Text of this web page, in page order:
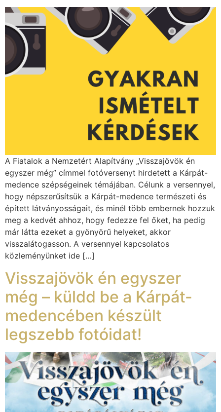
A Fiatalok a Nemzetért Alapítvány „Visszajövök én
egyszer még” címmel fotóversenyt hirdetett a Kárpát-
medence szépségeinek témájában. Célunk a versennyel,
hogy népszerűsítsük a Kárpát-medence természeti és
épített látványosságait, és minél több embernek hozzuk
meg a kedvét ahhoz, hogy fedezze fel őket, ha pedig
már látta ezeket a gyönyörű helyeket, akkor
visszalátogasson. A versennyel kapcsolatos
közleményünket ide […]
Visszajövök én egyszer
még – küldd be a Kárpát-
medencében készült
legszebb fotóidat!